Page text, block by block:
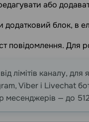
або
блок, в
повідомлення. Для
лімітів каналу,
Viber i Livechat
месенджерів — до